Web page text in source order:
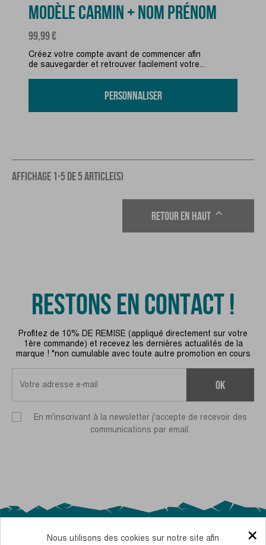
MODÈLE CARMIN + NOM PRÉNOM
Prix
99,99 €
Créez votre compte avant de commencer afin
de sauvegarder et retrouver facilement votre...
Personnaliser
AFFICHAGE 1-5 DE 5 ARTICLE(S)
Retour en haut 
RESTONS EN CONTACT !
Profitez de 10% DE REMISE (appliqué directement sur votre
1ère commande) et recevez les dernières actualités de la
marque ! *non cumulable avec toute autre promotion en cours
ok
En m'inscrivant à la newsletter j'accepte de recevoir des
communications par email.
×
Nous utilisons des cookies sur notre site afin